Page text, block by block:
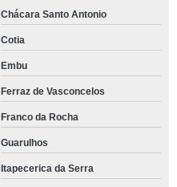
Chácara Santo Antonio
Cotia
Embu
Ferraz de Vasconcelos
Franco da Rocha
Guarulhos
Itapecerica da Serra